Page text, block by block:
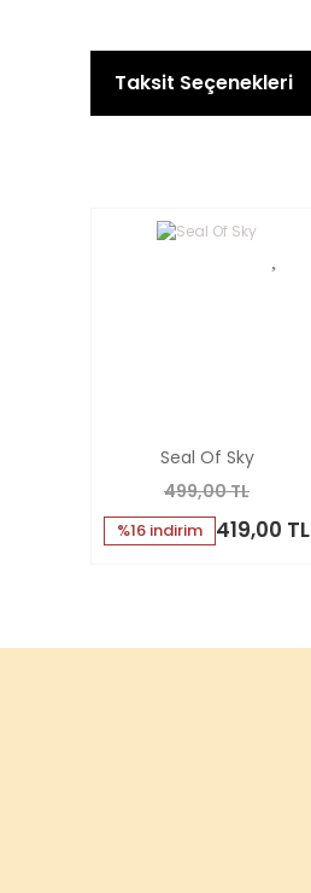
Taksit Seçenekleri
Seal Of Sky
499,00 TL
%16 indirim 419,00 TL